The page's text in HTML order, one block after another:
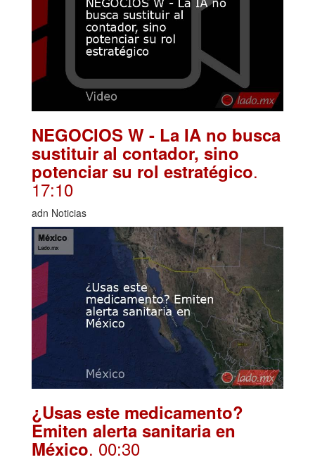
NEGOCIOS W - La IA no busca
sustituir al contador, sino
potenciar su rol estratégico.
17:10
adn Noticias
¿Usas este medicamento?
Emiten alerta sanitaria en
México. 00:30